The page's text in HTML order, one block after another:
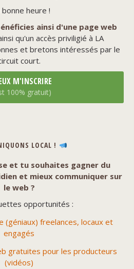
bonne heure !
ainsi d'une page web
qu'un accès priviligié à LA
et bretons intéressés par le
court.
M'INSCRIRE
100% gratuit)
LOCAL !
et tu souhaites gagner du
et mieux communiquer sur
le web ?
opportunités :
(géniaux) freelances, locaux et
engagés
gratuites pour les producteurs
(vidéos)